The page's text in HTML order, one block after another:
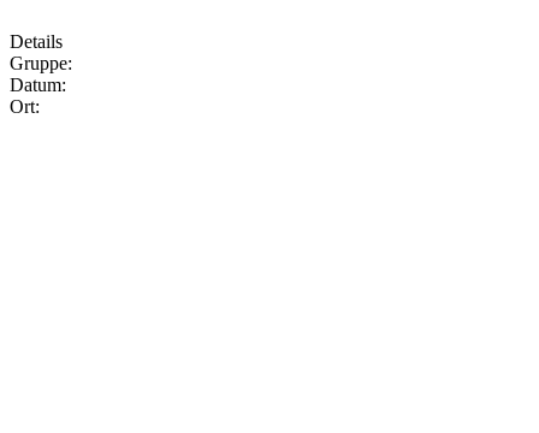
Details
Gruppe:
Datum:
Ort: